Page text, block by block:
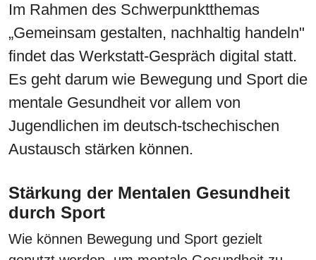
Im Rahmen des Schwerpunktthemas
„Gemeinsam gestalten, nachhaltig handeln"
findet das Werkstatt-Gespräch digital statt.
Es geht darum wie Bewegung und Sport die
mentale Gesundheit vor allem von
Jugendlichen im deutsch-tschechischen
Austausch stärken können.
Stärkung der Mentalen Gesundheit
durch Sport
Wie können Bewegung und Sport gezielt